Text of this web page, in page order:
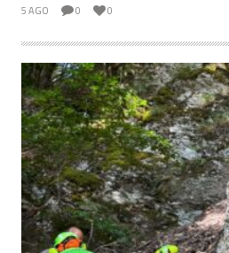
5 AGO 0 0